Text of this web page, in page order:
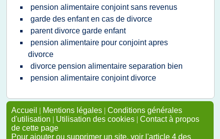
pension alimentaire conjoint sans revenus
garde des enfant en cas de divorce
parent divorce garde enfant
pension alimentaire pour conjoint apres
divorce
divorce pension alimentaire separation bien
pension alimentaire conjoint divorce
Accueil | Mentions légales | Conditions générales
d'utilisation | Utilisation des cookies | Contact à propos
de cette page
Pour ajouter ou supprimer un site, voir l'article 4 des